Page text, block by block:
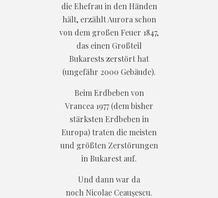
die Ehefrau in den Händen
hält, erzählt Aurora schon
von dem großen Feuer 1847,
das einen Großteil
Bukarests zerstört hat
(ungefähr 2000 Gebäude).
Beim Erdbeben von
Vrancea 1977 (dem bisher
stärksten Erdbeben in
Europa) traten die meisten
und größten Zerstörungen
in Bukarest auf.
Und dann war da
noch Nicolae Ceaușescu.